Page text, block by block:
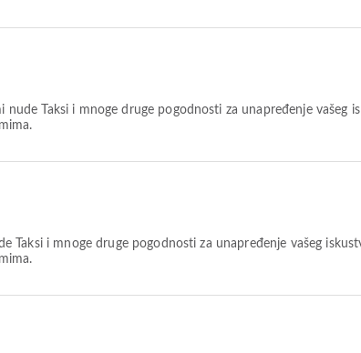
Taksi i mnoge druge pogodnosti za unapređenje vašeg
i mnoge druge pogodnosti za unapređenje vašeg